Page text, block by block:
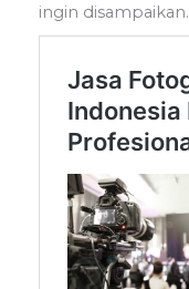
ingin disampaikan.